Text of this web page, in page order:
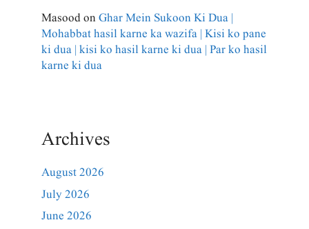
MasoodonGhar Mein Sukoon Ki Dua |
Mohabbat hasil karne ka wazifa | Kisi ko pane
ki dua | kisi ko hasil karne ki dua | Par ko hasil
karne ki dua
Archives
August 2026
July 2026
June 2026